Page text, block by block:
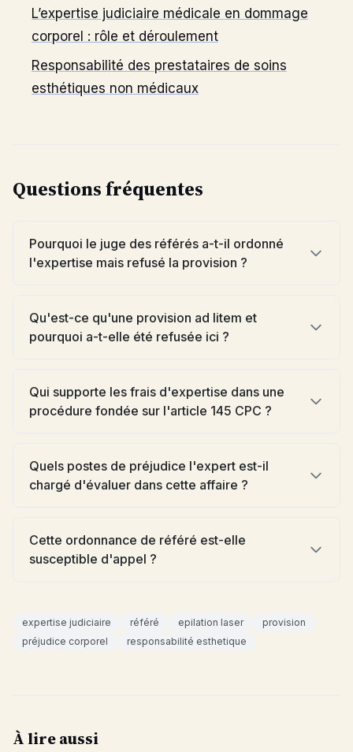
L’expertise judiciaire médicale en dommage
corporel : rôle et déroulement
Responsabilité des prestataires de soins
esthétiques non médicaux
Questions fréquentes
Pourquoi le juge des référés a-t-il ordonné
l'expertise mais refusé la provision ?
Qu'est-ce qu'une provision ad litem et
pourquoi a-t-elle été refusée ici ?
Qui supporte les frais d'expertise dans une
procédure fondée sur l'article 145 CPC ?
Quels postes de préjudice l'expert est-il
chargé d'évaluer dans cette affaire ?
Cette ordonnance de référé est-elle
susceptible d'appel ?
expertise judiciaire référé epilation laser
provision
préjudice corporel
responsabilité esthetique
À lire aussi